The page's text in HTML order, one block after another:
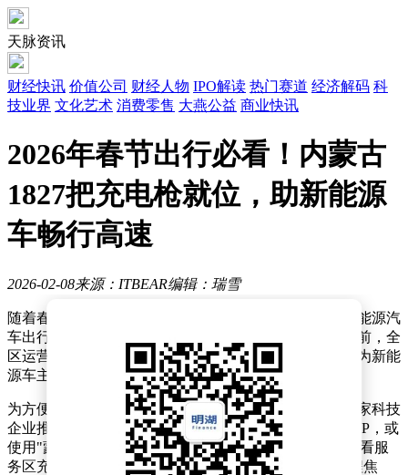
天脉资讯
财经快讯 价值公司 财经人物 IPO解读 热门赛道 经济解码 科
技业界 文化艺术 消费零售 大燕公益 商业快讯
2026年春节出行必看！内蒙古
1827把充电枪就位，助新能源
车畅行高速
2026-02-08来源：ITBEAR编辑：瑞雪
随着春节假期的脚步日益临近，内蒙古地区积极应对新能源汽
车出行高峰，提前布局高速公路充电设施保障工作。目前，全
区运营中的高速公路服务区已累计配备充电枪1827支，为新能
源车主长途出行提供坚实保障。
为方便车主精准定位充电站点，内蒙古交通部门联合多家科技
企业推出多元化查询服务。通过高德地图、百度地图APP，或
使用"蒙马充电""e路畅通"微信小程序，驾驶人可实时查看服
务区充电桩分布、使用状态及导航路线，有效避免"里程焦